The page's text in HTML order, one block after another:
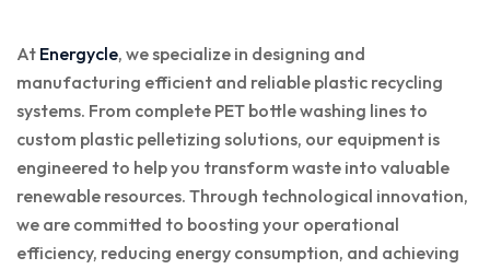
At Energycle, we specialize in designing and
manufacturing efficient and reliable plastic recycling
systems. From complete PET bottle washing lines to
custom plastic pelletizing solutions, our equipment is
engineered to help you transform waste into valuable
renewable resources. Through technological innovation,
we are committed to boosting your operational
efficiency, reducing energy consumption, and achieving